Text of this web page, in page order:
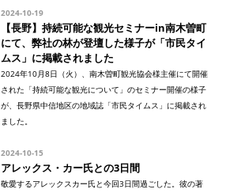
2024-10-19
【長野】持続可能な観光セミナーin南木曽町
にて、弊社の林が登壇した様子が「市民タイ
ムス」に掲載されました
2024年10月8日（火）、南木曽町観光協会様主催にて開催
された「持続可能な観光について」のセミナー開催の様子
が、長野県中信地区の地域誌「市民タイムス」に掲載され
ました。
2024-10-15
アレックス・カー氏との3日間
敬愛するアレックスカー氏と今回3日間過ごした。彼の著